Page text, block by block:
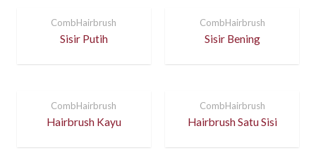
CombHairbrush
Sisir Putih
CombHairbrush
Sisir Bening
CombHairbrush
Hairbrush Kayu
CombHairbrush
Hairbrush Satu Sisi